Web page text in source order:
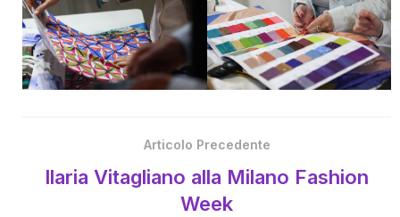
Articolo Precedente
Ilaria Vitagliano alla Milano Fashion
Week